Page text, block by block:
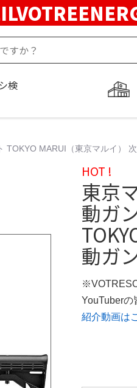
検
MARUI（東京マルイ）
HOT !
東京
動ガ
動ガ
YouTuberの
紹介動画は